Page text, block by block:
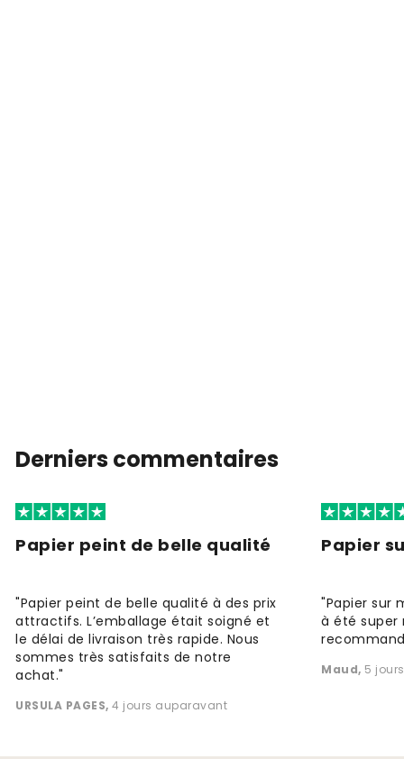
Derniers commentaires
Papier peint de belle qualité
"Papier peint de belle qualité à des prix
attractifs. L’emballage était soigné et
le délai de livraison très rapide. Nous
sommes très satisfaits de notre
achat."
URSULA PAGES, 4 jours auparavant
Papier
"Papier sur
à été super
Maud, 5